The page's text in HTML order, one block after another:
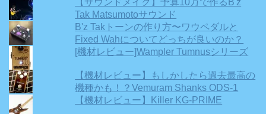
【サウンドメイク】予算10万で作るB'z
Tak Matsumotoサウンド
B'z Takトーンの作り方〜ワウペダルと
Fixed Wahについてどっちが良いのか？
[機材レビュー]Wampler Tumnusシリーズ
【機材レビュー】もしかしたら過去最高の
機種かも！？Vemuram Shanks ODS-1
【機材レビュー】Killer KG-PRIME